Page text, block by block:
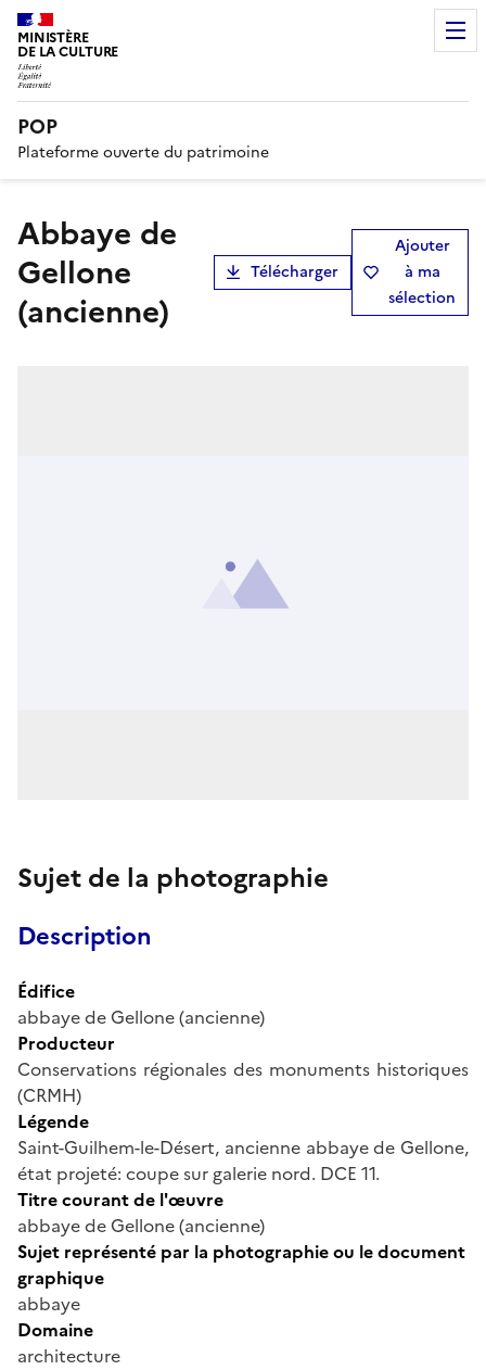
MINISTÈRE
DE LA CULTURE
POP
Plateforme ouverte du patrimoine
abbaye de
Gellone
(ancienne)
Télécharger
Ajouter
à ma
sélection
Sujet de la photographie
Description
Édifice
abbaye de Gellone (ancienne)
Producteur
Conservations régionales des monuments historiques
(CRMH)
Légende
Saint-Guilhem-le-Désert, ancienne abbaye de Gellone,
état projeté: coupe sur galerie nord. DCE 11.
Titre courant de l'œuvre
abbaye de Gellone (ancienne)
Sujet représenté par la photographie ou le document
graphique
abbaye
Domaine
architecture